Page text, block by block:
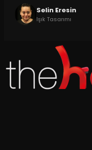
Selin Eresin
Işık Tasarımı